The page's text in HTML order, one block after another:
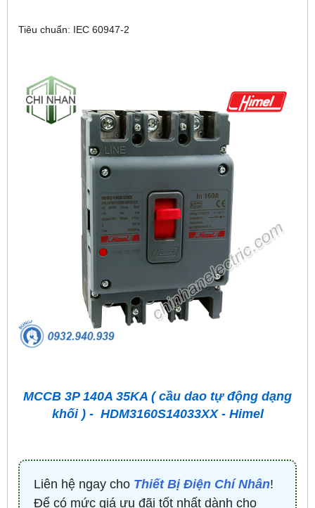
Tiêu chuẩn: IEC 60947-2
MCCB 3P 140A 35KA ( cầu dao tự động dạng
khối ) - HDM3160S14033XX - Himel
Liên hệ ngay cho Thiết Bị Điện Chí Nhân!
Để có mức giá ưu đãi tốt nhất dành cho